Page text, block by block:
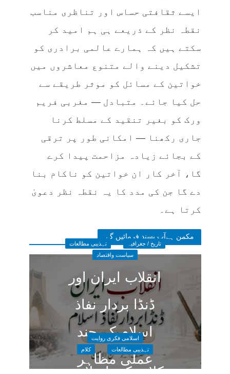
ایسے ثقافتی حساس اور تناظری مناسب
نقطہ نظر کے ذریعے ہی ہم امید کر
سکتے ہیں کہ ہمارے عالمی برادری کو
تشکیل دینے والے متنوع معاشروں میں
خواتین کے مسائل کو موثر طریقے سے
حل کیا جائے۔ متبادل — مغربی فریم
ورک کو بغیر تنقید کے مسلط کرنا
جاری رکھنا — امکانی طور پر ترقی
کے بجائے زیادہ مزاحمت پیدا کرے
گا، آخر کار ان خواتین کو ناکام بنا
دے گا جن کی مدد کا یہ نقطہ نظر دعویٰ
کرتا ہے۔
مکمن ہےآپ پسند فرمائیں گے
تاریخ / جغرافیہ
تہذیبی مطالعات
سیاست واقتصاد
انقلاب ایران اور
ڈنڈا بردار نفاذ
اسلام کے چند
عملی مظاہر
اسلامی فکری روایت
تہذیبی مطالعات
کلام